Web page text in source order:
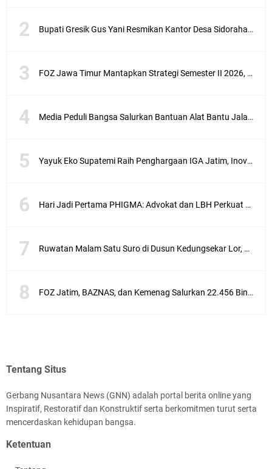
Bupati Gresik Gus Yani Resmikan Kantor Desa Sidoraharjo: Simbol Komitmen Pelayanan Publik dan Kepedulian Sosial
FOZ Jawa Timur Mantapkan Strategi Semester II 2026, Fokus pada Penguatan SDM Amil dan Kolaborasi BerdampakNarasi
Media Peduli Bangsa Salurkan Bantuan Alat Bantu Jalan untuk Lansia
Yayuk Eko Supatemi Raih Penghargaan IGA Jatim, Inovasi Wayang Kulit untuk Anak Berkebutuhan Khusus
Hari Jadi Pertama PHIGMA: Advokat dan LBH Perkuat Soliditas di Jakarta
Ruwatan Malam Satu Suro di Dusun Kedungsekar Lor, Tradisi Luhur yang Terus Istiqomah
FOZ Jatim, BAZNAS, dan Kemenag Salurkan 22.456 Bingkisan Lebaran Yatim Serentak di Berbagai Daerah di Jawa Timur
Tentang Situs
Gerbang Nusantara News (GNN) adalah portal berita online yang
Inspiratif, Restoratif dan Konstruktif serta berkomitmen turut serta
mencerdaskan kehidupan bangsa.
Ketentuan